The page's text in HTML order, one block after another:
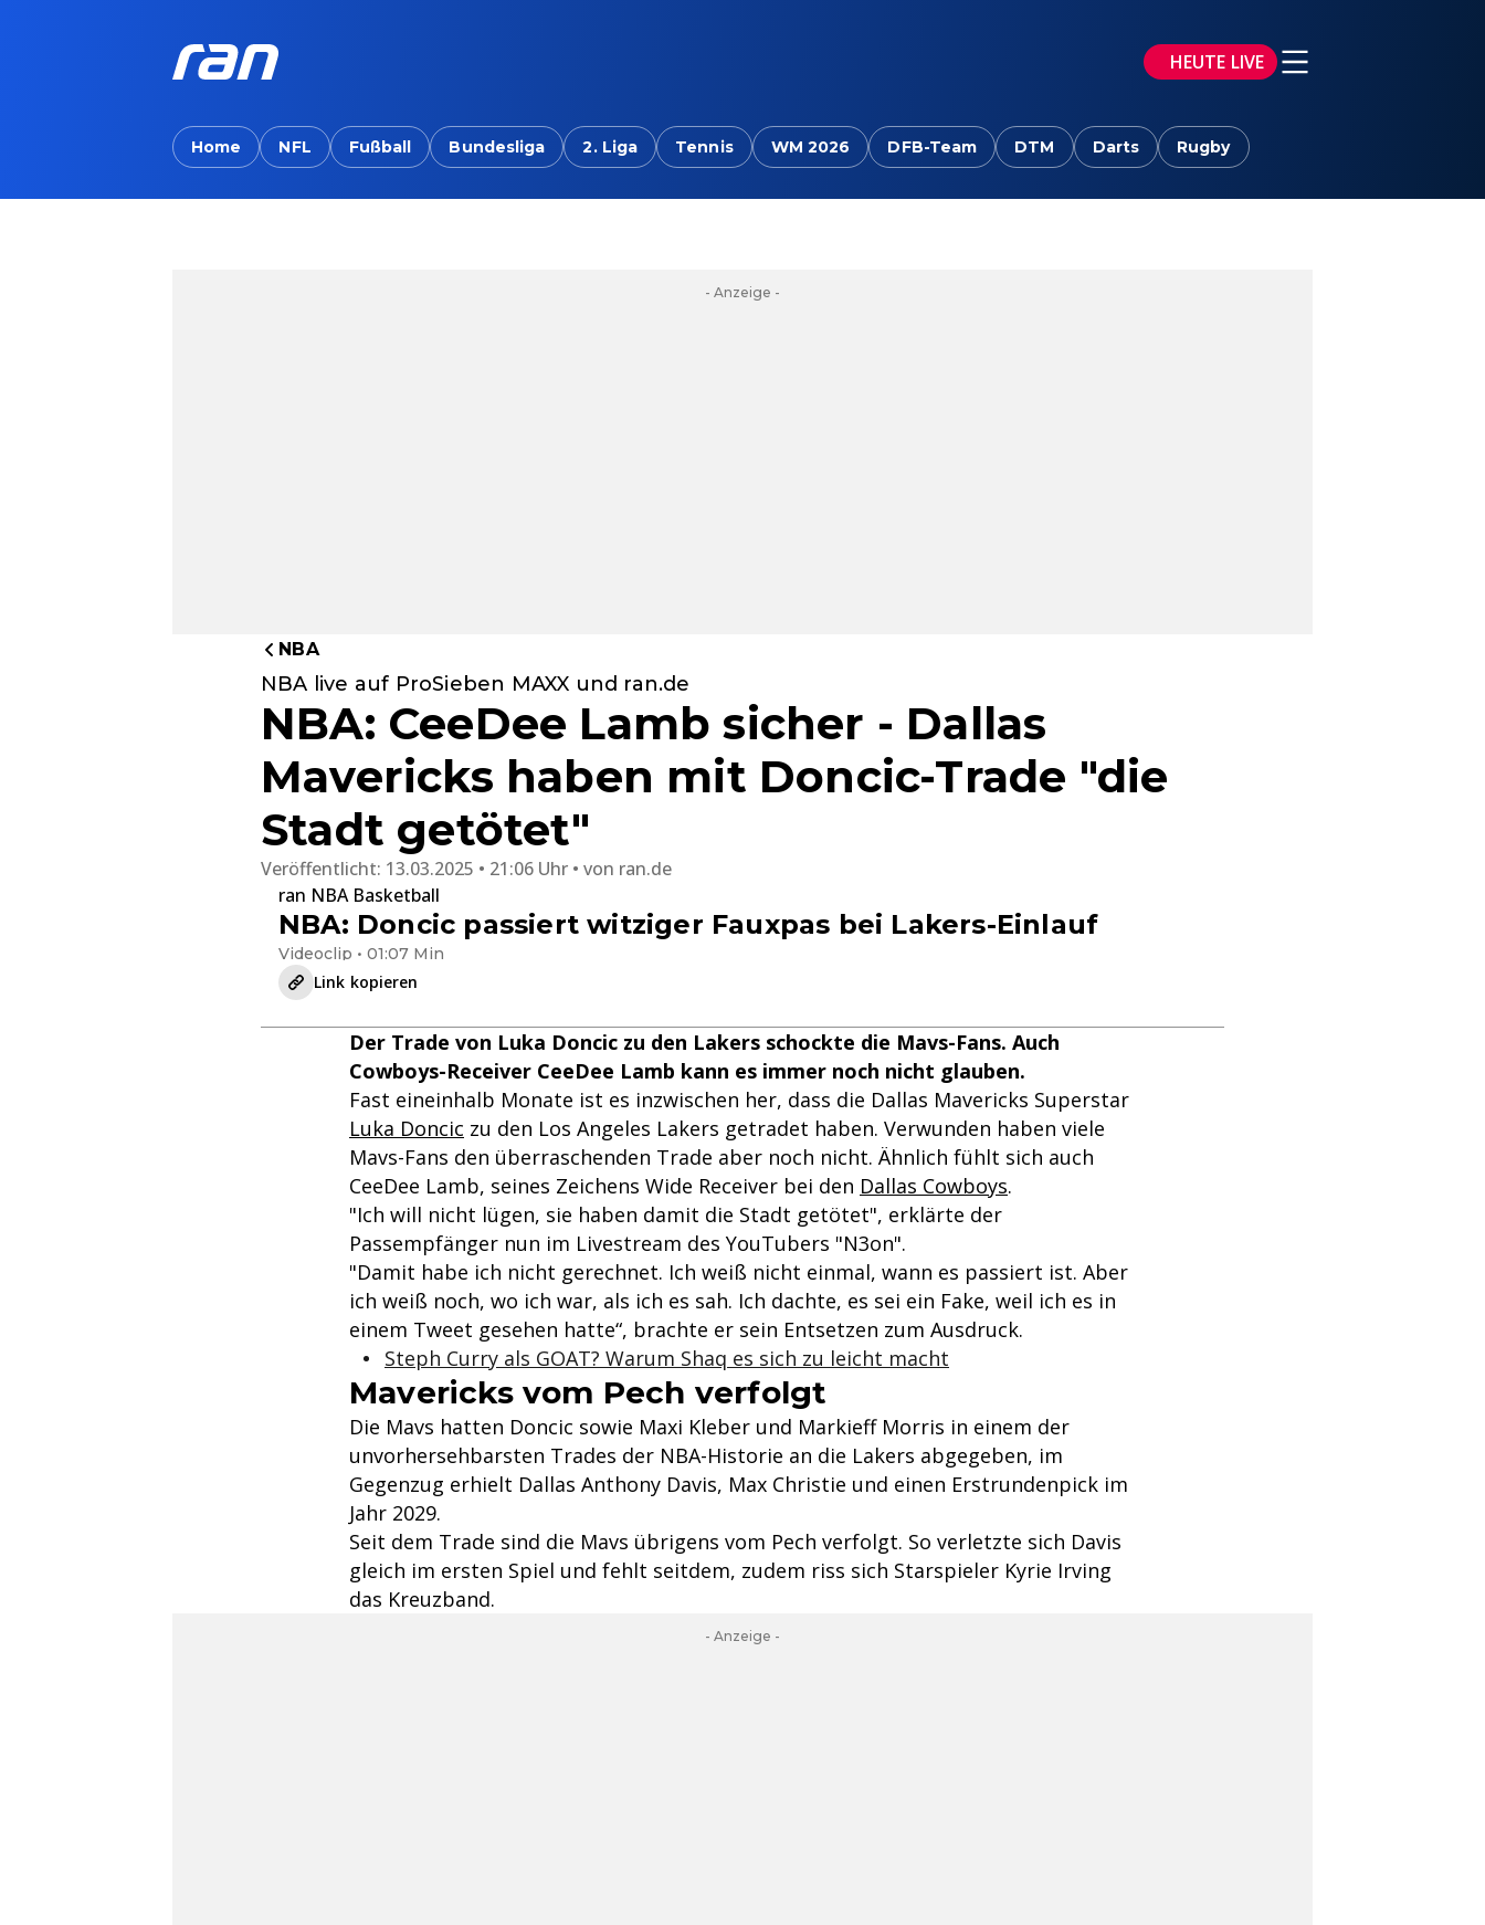
HEUTE LIVE
Home NFL Fußball Bundesliga 2. Liga Tennis WM 2026 DFB-Team DTM Darts Rugby
- Anzeige -
NBA
NBA live auf ProSieben MAXX und ran.de
NBA: CeeDee Lamb sicher - Dallas
Mavericks haben mit Doncic-Trade "die
Stadt getötet"
Veröffentlicht: 13.03.2025 • 21:06 Uhr von ran.de
ran NBA Basketball
NBA: Doncic passiert witziger Fauxpas bei Lakers-Einlauf
Videoclip • 01:07 Min
Link kopieren
Der Trade von Luka Doncic zu den Lakers schockte die Mavs-Fans. Auch
Cowboys-Receiver CeeDee Lamb kann es immer noch nicht glauben.
Fast eineinhalb Monate ist es inzwischen her, dass die Dallas Mavericks Superstar
Luka Doncic zu den Los Angeles Lakers getradet haben. Verwunden haben viele
Mavs-Fans den überraschenden Trade aber noch nicht. Ähnlich fühlt sich auch
CeeDee Lamb, seines Zeichens Wide Receiver bei den Dallas Cowboys.
"Ich will nicht lügen, sie haben damit die Stadt getötet", erklärte der
Passempfänger nun im Livestream des YouTubers "N3on".
"Damit habe ich nicht gerechnet. Ich weiß nicht einmal, wann es passiert ist. Aber
ich weiß noch, wo ich war, als ich es sah. Ich dachte, es sei ein Fake, weil ich es in
einem Tweet gesehen hatte“, brachte er sein Entsetzen zum Ausdruck.
Steph Curry als GOAT? Warum Shaq es sich zu leicht macht
Mavericks vom Pech verfolgt
Die Mavs hatten Doncic sowie Maxi Kleber und Markieff Morris in einem der
unvorhersehbarsten Trades der NBA-Historie an die Lakers abgegeben, im
Gegenzug erhielt Dallas Anthony Davis, Max Christie und einen Erstrundenpick im
Jahr 2029.
Seit dem Trade sind die Mavs übrigens vom Pech verfolgt. So verletzte sich Davis
gleich im ersten Spiel und fehlt seitdem, zudem riss sich Starspieler Kyrie Irving
das Kreuzband.
- Anzeige -